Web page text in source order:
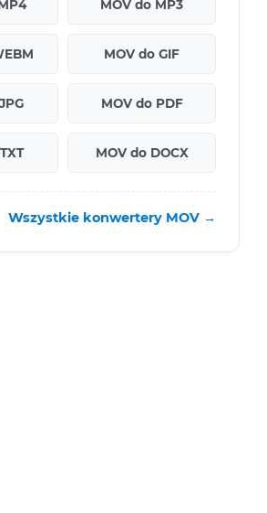
MOV do MP3
MOV do GIF
MOV do PDF
MOV do DOCX
Wszystkie konwertery MOV →